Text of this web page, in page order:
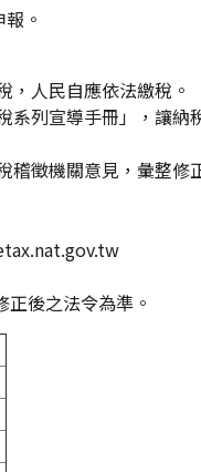
。
，人民自應依法繳稅。
列宣導手冊」，讓納
徵機關意見，彙整
後之法令為準。